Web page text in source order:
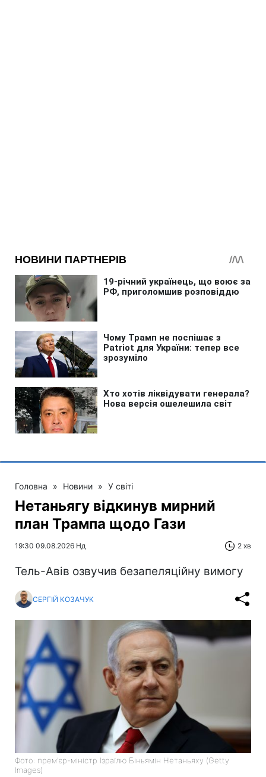
Головна » Новини » У світі
Нетаньягу відкинув мирний
план Трампа щодо Гази
19:30 09.08.2026 Нд 2 хв
Тель-Авів озвучив безапеляційну вимогу
СЕРГІЙ КОЗАЧУК
Фото: прем'єр-міністр Ізраїлю Біньямін Нетаньяху (Getty
Images)